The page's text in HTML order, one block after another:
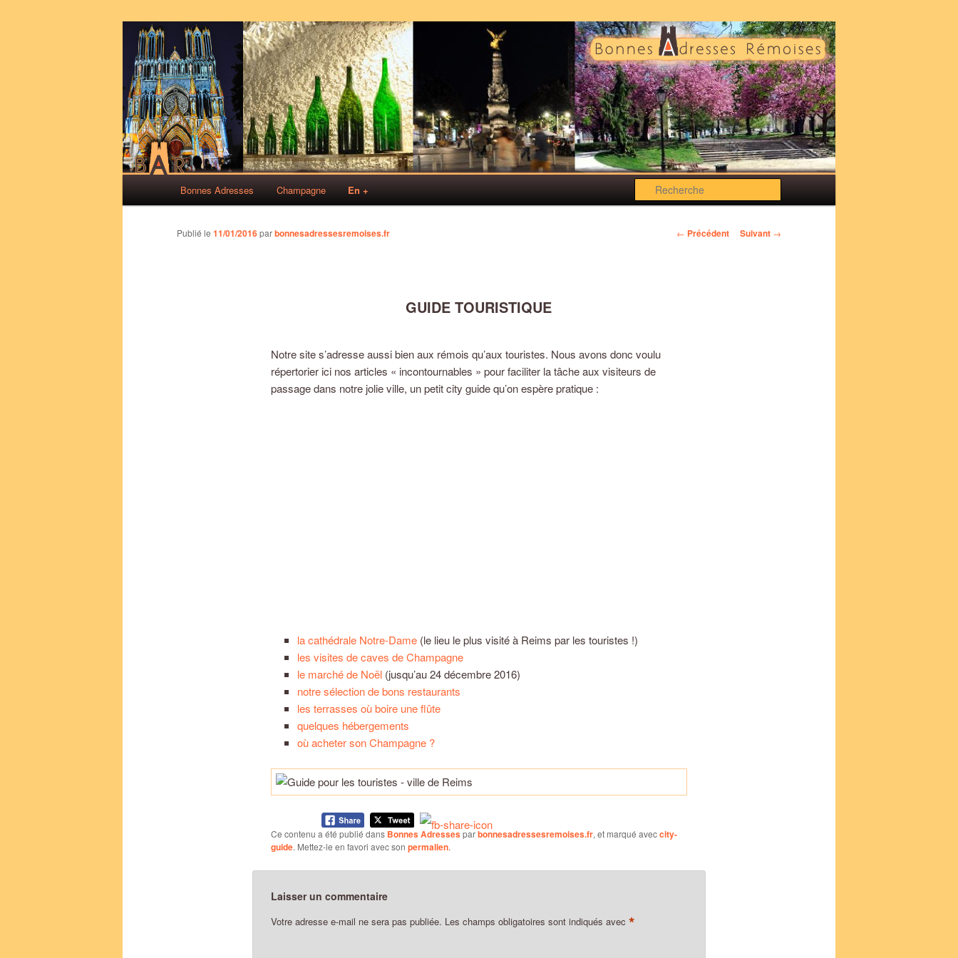
Bonnes Adresses Rémoises
Des bonnes adresses sur Reims!
Bonnes Adresses Champagne En +
Navigation
← Précédent Suivant →
GUIDE TOURISTIQUE
Publié le 11/01/2016parbonnesadressesremoises.fr
Notre site s’adresse aussi bien aux rémois qu’aux touristes. Nous avons donc voulu
répertorier ici nos articles « incontournables » pour faciliter la tâche aux visiteurs de
passage dans notre jolie ville, un petit city guide qu’on espère pratique :
la cathédrale Notre-Dame (le lieu le plus visité à Reims par les touristes !)
les visites de caves de Champagne
le marché de Noël (jusqu’au 24 décembre 2016)
notre sélection de bons restaurants
les terrasses où boire une flûte
quelques hébergements
où acheter son Champagne ?
Ce contenu a été publié dans Bonnes Adressesparbonnesadressesremoises.fr, et marqué aveccity-
guide. Mettez-le en favori avec son permalien.
Laisser un commentaire
Votre adresse e-mail ne sera pas publiée. Les champs obligatoires sont indiqués avec *